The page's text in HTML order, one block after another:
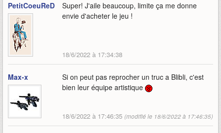
PetitCoeuReD
Super! J'aile beaucoup, limite ça me donne
envie d'acheter le jeu !
18/6/2022 à 17:34:38
Max-x
Si on peut pas reprocher un truc a Blibli, c'est
bien leur équipe artistique
18/6/2022 à 17:46:35 (modifié le 18/6/2022 à 17:46:35)